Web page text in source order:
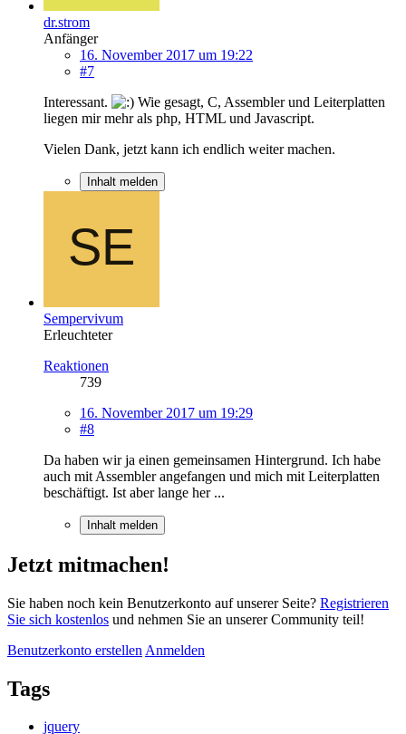
dr.strom
Anfänger
16. November 2017 um 19:22
#7
Interessant.
Wie gesagt, C, Assembler und Leiterplatten
liegen mir mehr als php, HTML und Javascript.
Vielen Dank, jetzt kann ich endlich weiter machen.
Inhalt melden
Sempervivum
Erleuchteter
Reaktionen
739
16. November 2017 um 19:29
#8
Da haben wir ja einen gemeinsamen Hintergrund. Ich habe
auch mit Assembler angefangen und mich mit Leiterplatten
beschäftigt. Ist aber lange her ...
Inhalt melden
Jetzt mitmachen!
Sie haben noch kein Benutzerkonto auf unserer Seite? Registrieren
Sie sich kostenlos und nehmen Sie an unserer Community teil!
Benutzerkonto erstellen Anmelden
Tags
jquery